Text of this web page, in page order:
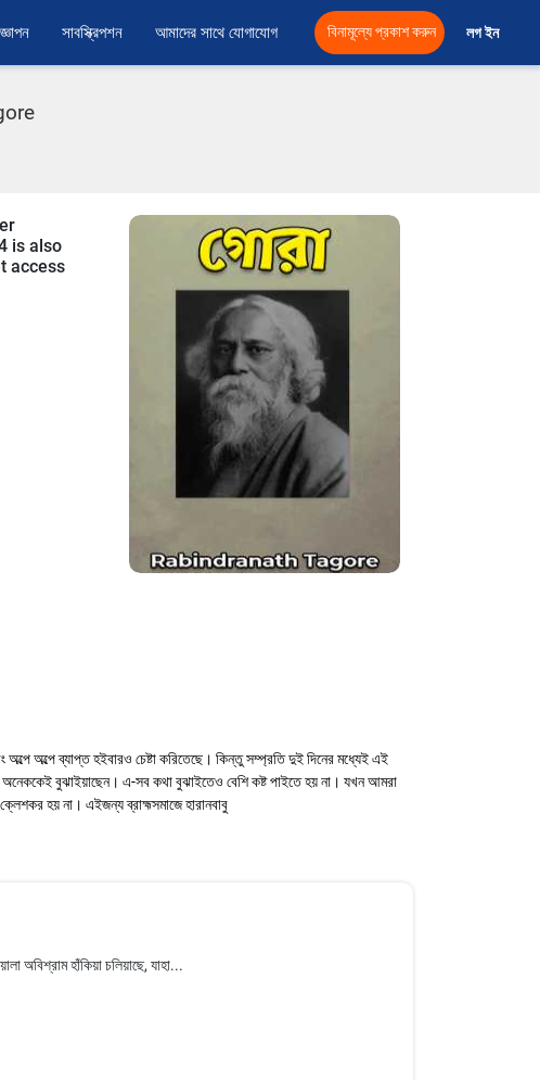
সাবস্ক্রিপশন আমাদের সাথে যোগাযোগ বিনামূল্যে প্রকাশ করুন লগ ইন
is also
access
অল্পে ব্যাপ্ত হইবারও চেষ্টা করিতেছে। কিন্তু সম্প্রতি দুই দিনের মধ্যেই এই
অনেককেই বুঝাইয়াছেন। এ-সব কথা বুঝাইতেও বেশি কষ্ট পাইতে হয় না। যখন আমরা
হয় না। এইজন্য ব্রাহ্মসমাজে হারানবাবু
অবিশ্রাম হাঁকিয়া চলিয়াছে, যাহা...